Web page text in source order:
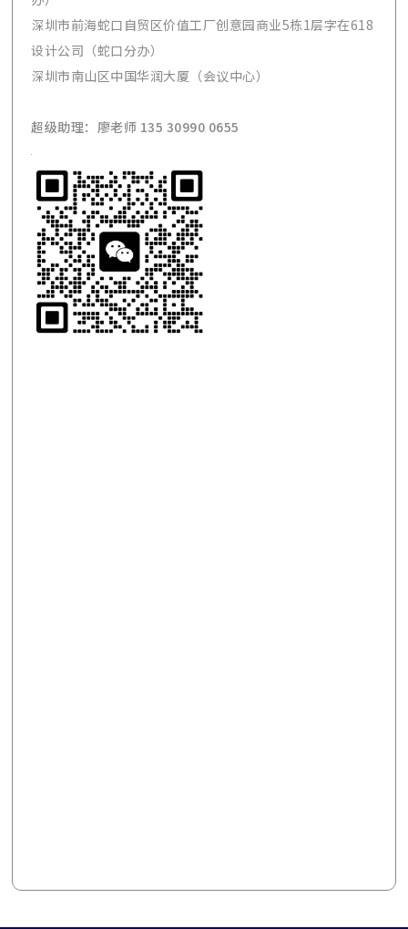
深圳市前海蛇口自贸区价值工厂创意园商业5栋1层字在618
设计公司（蛇口分办）
深圳市南山区中国华润大厦（会议中心）
超级助理：廖老师 135 30990 0655